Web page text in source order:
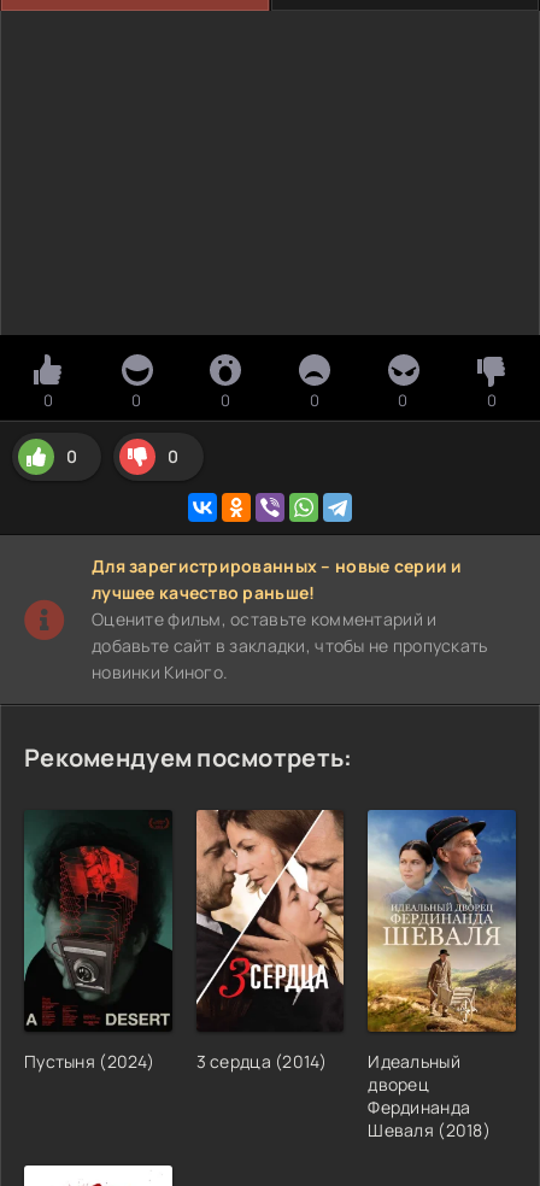
0 0 0 0 0 0
0 0
Для зарегистрированных – новые серии и
лучшее качество раньше!
Оцените фильм, оставьте комментарий и
добавьте сайт в закладки, чтобы не пропускать
новинки Киного.
Рекомендуем посмотреть:
Пустыня (2024) 3 сердца (2014)
Идеальный
дворец
Фердинанда
Шеваля (2018)